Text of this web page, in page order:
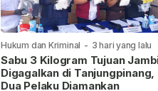
Hukum dan Kriminal - 3 hari yang lalu
Sabu 3 Kilogram Tujuan
Digagalkan di Tanjungpinang,
Dua Pelaku Diamankan